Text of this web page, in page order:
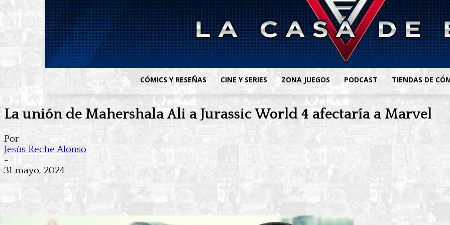
CÓMICS Y RESEÑAS CINE Y SERIES ZONA JUEGOS PODCAST TIENDAS DE
La unión de Mahershala Ali a Jurassic World 4 afectaría a Marvel
Por
Jesús Reche Alonso
-
31 mayo, 2024